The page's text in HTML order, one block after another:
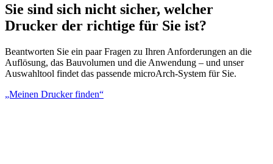
Sie sind sich nicht sicher, welcher
Drucker der richtige für Sie ist?
Beantworten Sie ein paar Fragen zu Ihren Anforderungen an die
Auflösung, das Bauvolumen und die Anwendung – und unser
Auswahltool findet das passende microArch-System für Sie.
„Meinen Drucker finden“